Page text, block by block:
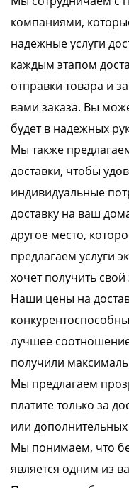
компаниями,
надежные услуги
каждым этапом
отправки товара и
вами заказа. Вы
будет в надежных
Мы также
доставки, чтобы
индивидуальные
доставку на ваш
другое место,
предлагаем услуги
хочет получить
Наши цены на
лучшее
получили
Мы предлагаем
платите только за
или
Мы понимаем, что
является одним из